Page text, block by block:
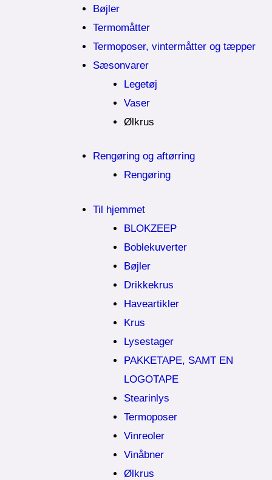
Bøjler
Termomåtter
Termoposer, vintermåtter og tæpper
Sæsonvarer
Legetøj
Vaser
Ølkrus
Rengøring og aftørring
Rengøring
Til hjemmet
BLOKZEEP
Boblekuverter
Bøjler
Drikkekrus
Haveartikler
Krus
Lysestager
PAKKETAPE, SAMT EN
LOGOTAPE
Stearinlys
Termoposer
Vinreoler
Vinåbner
Ølkrus